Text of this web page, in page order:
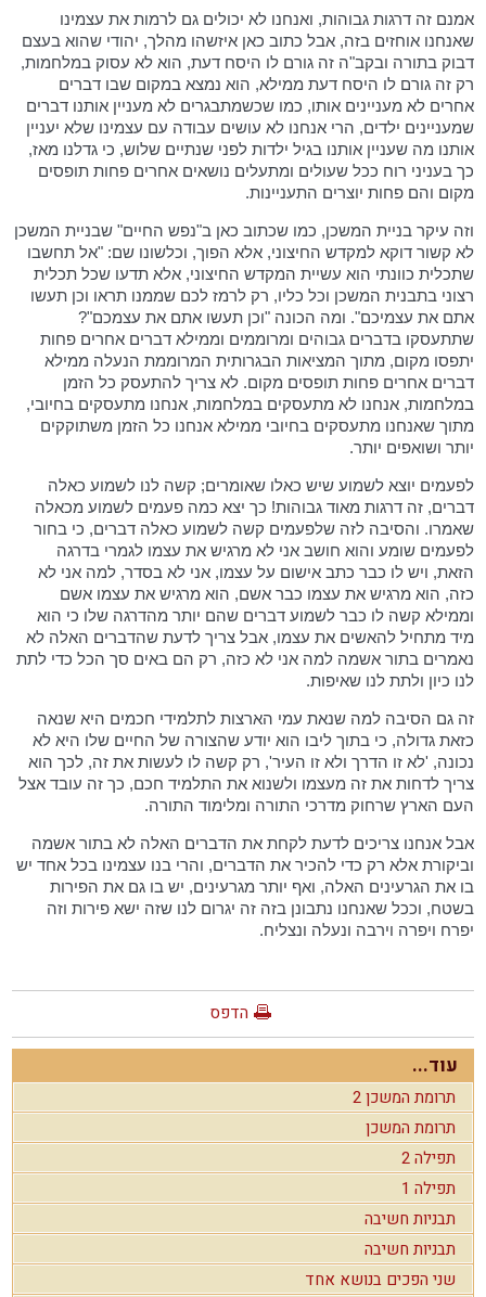
אמנם זה דרגות גבוהות, ואנחנו לא יכולים גם לרמות את עצמינו
שאנחנו אוחזים בזה, אבל כתוב כאן איזשהו מהלך, יהודי שהוא בעצם
דבוק בתורה ובקב"ה זה גורם לו היסח דעת, הוא לא עסוק במלחמות,
רק זה גורם לו היסח דעת ממילא, הוא נמצא במקום שבו דברים
אחרים לא מעניינים אותו, כמו שכשמתבגרים לא מעניין אותנו דברים
שמעניינים ילדים, הרי אנחנו לא עושים עבודה עם עצמינו שלא יעניין
אותנו מה שעניין אותנו בגיל ילדות לפני שנתיים שלוש, כי גדלנו מאז,
כך בעניני רוח ככל שעולים ומתעלים נושאים אחרים פחות תופסים
מקום והם פחות יוצרים התעניינות.
וזה עיקר בניית המשכן, כמו שכתוב כאן ב"נפש החיים" שבניית המשכן
לא קשור דוקא למקדש החיצוני, אלא הפוך, וכלשונו שם: "אל תחשבו
שתכלית כוונתי הוא עשיית המקדש החיצוני, אלא תדעו שכל תכלית
רצוני בתבנית המשכן וכל כליו, רק לרמז לכם שממנו תראו וכן תעשו
אתם את עצמיכם". ומה הכונה "וכן תעשו אתם את עצמכם"?
שתתעסקו בדברים גבוהים ומרוממים וממילא דברים אחרים פחות
יתפסו מקום, מתוך המציאות הבגרותית המרוממת הנעלה ממילא
דברים אחרים פחות תופסים מקום. לא צריך להתעסק כל הזמן
במלחמות, אנחנו לא מתעסקים במלחמות, אנחנו מתעסקים בחיובי,
מתוך שאנחנו מתעסקים בחיובי ממילא אנחנו כל הזמן משתוקקים
יותר ושואפים יותר.
לפעמים יוצא לשמוע שיש כאלו שאומרים; קשה לנו לשמוע כאלה
דברים, זה דרגות מאוד גבוהות! כך יצא כמה פעמים לשמוע מכאלה
שאמרו. והסיבה לזה שלפעמים קשה לשמוע כאלה דברים, כי בחור
לפעמים שומע והוא חושב אני לא מרגיש את עצמו לגמרי בדרגה
הזאת, ויש לו כבר כתב אישום על עצמו, אני לא בסדר, למה אני לא
כזה, הוא מרגיש את עצמו כבר אשם, הוא מרגיש את עצמו אשם
וממילא קשה לו כבר לשמוע דברים שהם יותר מהדרגה שלו כי הוא
מיד מתחיל להאשים את עצמו, אבל צריך לדעת שהדברים האלה לא
נאמרים בתור אשמה למה אני לא כזה, רק הם באים סך הכל כדי לתת
לנו כיון ולתת לנו שאיפות.
זה גם הסיבה למה שנאת עמי הארצות לתלמידי חכמים היא שנאה
כזאת גדולה, כי בתוך ליבו הוא יודע שהצורה של החיים שלו היא לא
נכונה, 'לא זו הדרך ולא זו העיר', רק קשה לו לעשות את זה, לכך הוא
צריך לדחות את זה מעצמו ולשנוא את התלמיד חכם, כך זה עובד אצל
העם הארץ שרחוק מדרכי התורה ומלימוד התורה.
אבל אנחנו צריכים לדעת לקחת את הדברים האלה לא בתור אשמה
וביקורת אלא רק כדי להכיר את הדברים, והרי בנו עצמינו בכל אחד יש
בו את הגרעינים האלה, ואף יותר מגרעינים, יש בו גם את הפירות
בשטח, וככל שאנחנו נתבונן בזה זה יגרום לנו שזה ישא פירות וזה
יפרח ויפרה וירבה ונעלה ונצליח.
הדפס
עוד...
תרומת המשכן 2
תרומת המשכן
תפילה 2
תפילה 1
תבניות חשיבה
תבניות חשיבה
שני הפכים בנושא אחד